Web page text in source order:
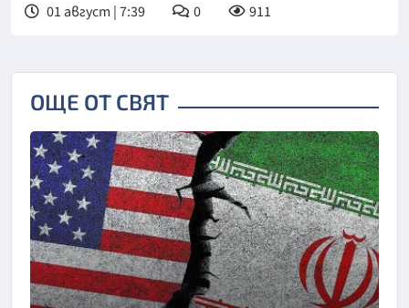
01 август | 7:39 0 911
ОЩЕ ОТ СВЯТ